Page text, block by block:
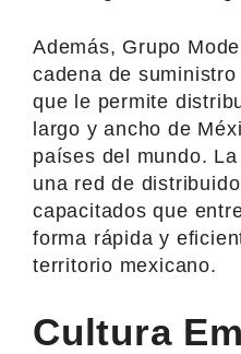
Además, Grupo
cadena de
que le permite
largo y ancho de
países del mundo.
una red de
capacitados que
forma rápida y
territorio mexicano.
Cultura